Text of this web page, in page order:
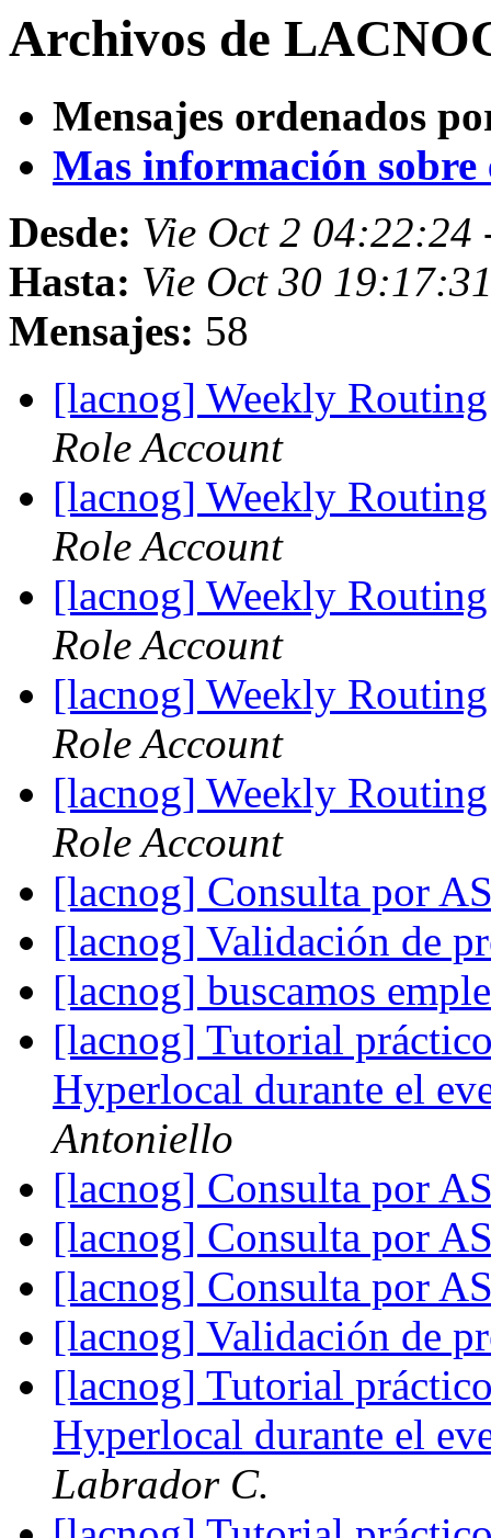
Archivos de
Mensajes ordenados
Mas información sobre
Desde: Vie Oct 2 04:22:24
Hasta: Vie Oct 30
Mensajes: 58
[lacnog] Weekly
Role Account
[lacnog] Weekly
Role Account
[lacnog] Weekly
Role Account
[lacnog] Weekly
Role Account
[lacnog] Weekly
Role Account
[lacnog] Consulta por
[lacnog] Validación de
[lacnog] buscamos
[lacnog] Tutorial
Hyperlocal durante el
Antoniello
[lacnog] Consulta por
[lacnog] Consulta por
[lacnog] Consulta por
[lacnog] Validación de
[lacnog] Tutorial
Hyperlocal durante el
Labrador C.